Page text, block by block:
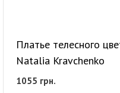
Платье телесного
Natalia Kravchenko
1055 грн.